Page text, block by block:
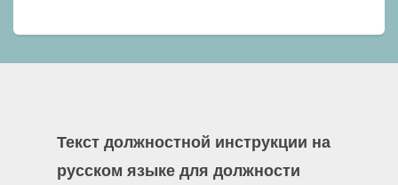
Текст должностной инструкции на
русском языке для должности